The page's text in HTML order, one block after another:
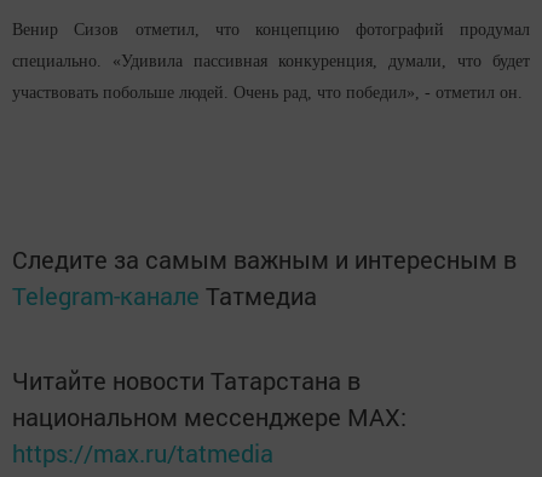
Венир Сизов отметил, что концепцию фотографий продумал
специально. «Удивила пассивная конкуренция, думали, что будет
участвовать побольше людей. Очень рад, что победил», - отметил он.
Следите за самым важным и интересным в
Telegram-канале Татмедиа
Читайте новости Татарстана в
национальном мессенджере MАХ:
https://max.ru/tatmedia